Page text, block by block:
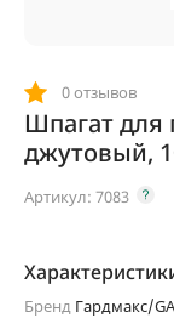
0 отзывов
Шпагат для
джутовый,
Артикул: 7083
Бренд Гардмакс/